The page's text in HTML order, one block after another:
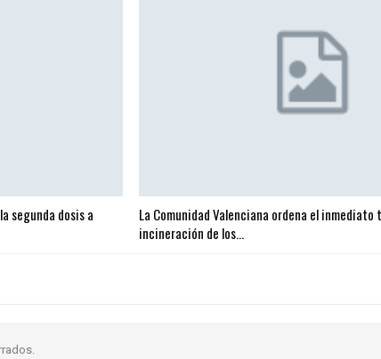
segunda dosis a
La Comunidad Valenciana ordena el
incineración de los…